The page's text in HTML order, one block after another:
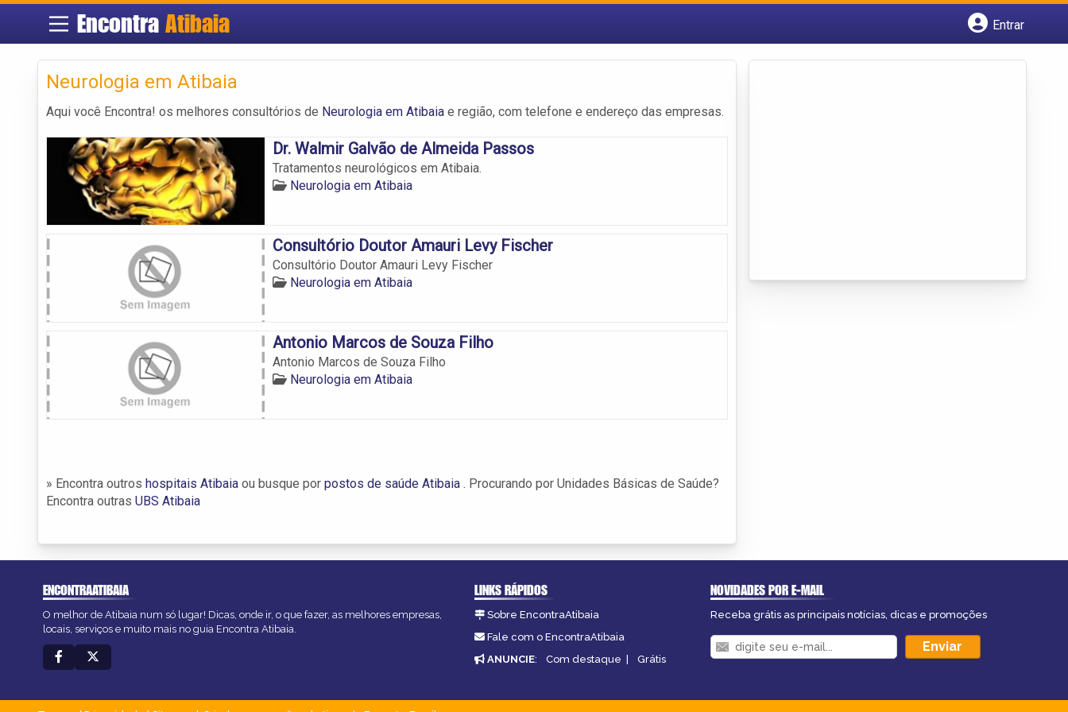
EncontraAtibaia
Entrar
Neurologia em Atibaia
Aqui você Encontra! os melhores consultórios de Neurologia em Atibaia e região, com telefone e endereço das empresas.
Dr. Walmir Galvão de Almeida Passos
Tratamentos neurológicos em Atibaia.
Neurologia em Atibaia
Consultório Doutor Amauri Levy Fischer
Consultório Doutor Amauri Levy Fischer
Neurologia em Atibaia
Antonio Marcos de Souza Filho
Antonio Marcos de Souza Filho
Neurologia em Atibaia
» Encontra outros hospitais Atibaia ou busque por postos de saúde Atibaia . Procurando por Unidades Básicas de Saúde?
Encontra outras UBS Atibaia
ENCONTRAATIBAIA
O melhor de Atibaia num só lugar! Dicas, onde ir, o que fazer, as melhores empresas,
locais, serviços e muito mais no guia Encontra Atibaia.
LINKS RÁPIDOS
Sobre EncontraAtibaia
Fale com o EncontraAtibaia
ANUNCIE: Com destaque | Grátis
NOVIDADES POR E-MAIL
Receba grátis as principais notícias, dicas e promoções